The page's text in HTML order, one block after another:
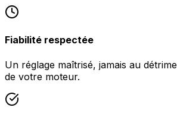
Fiabilité respectée
Un réglage maîtrisé, jamais au
de votre moteur.